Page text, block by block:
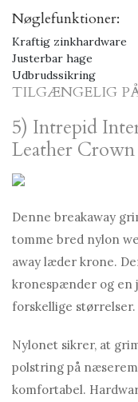
Nøglefunktioner:
Kraftig zinkhardware
Justerbar hage
Udbrudssikring
TILGÆNGELIG
5) Intrepid
Leather
Denne breakaway
tomme bred nylon
away læder krone.
kronespænder og en
forskellige størrelser.
Nylonet sikrer, at
polstring på
komfortabel.